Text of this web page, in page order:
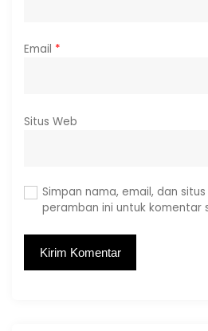
Email *
Situs Web
Simpan nama, email, dan
peramban ini untuk komentar